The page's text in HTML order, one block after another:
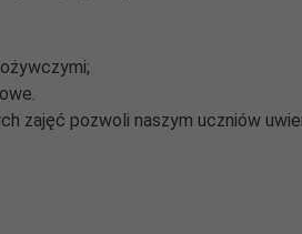
zajęć pozwoli naszym uczniów